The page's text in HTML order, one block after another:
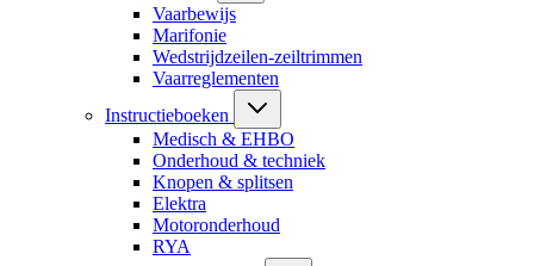
Vaarbewijs
Marifonie
Wedstrijdzeilen-zeiltrimmen
Vaarreglementen
Instructieboeken
Medisch & EHBO
Onderhoud & techniek
Knopen & splitsen
Elektra
Motoronderhoud
RYA